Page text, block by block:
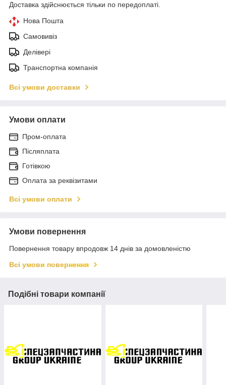
Доставка здійснюється тільки по передоплаті.
Нова Пошта
Самовивіз
Делівері
Транспортна компанія
Всі умови доставки
Умови оплати
Пром-оплата
Післяплата
Готівкою
Оплата за реквізитами
Всі умови оплати
Умови повернення
Повернення товару впродовж 14 днів за домовленістю
Всі умови повернення
Подібні товари компанії